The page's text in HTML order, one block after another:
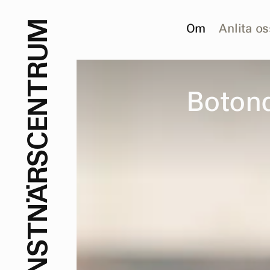
Om Anlita
S
T
N
Ä
R
S
C
E
N
T
R
U
M
Boton